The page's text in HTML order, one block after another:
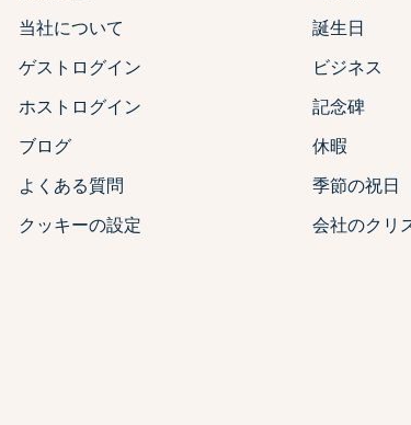
当社について
ゲストログイン
ホストログイン
ブログ
よくある質問
クッキーの設定
誕生日
ビジネス
記念碑
休暇
季節の祝日
会社のクリ